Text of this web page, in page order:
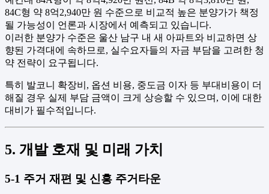
84C형 약 8억2,940만 원 수준으로 비교적 높은 분양가가 책정
될 가능성이 언론과 시장에서 예측되고 있습니다.
이러한 분양가 수준은 울산 남구 내 새 아파트와 비교하면 상
향된 가격대에 속하므로, 실수요자들의 자금 부담을 고려한 청
약 전략이 요구됩니다.
특히 발코니 확장비, 옵션 비용, 중도금 이자 등 부대비용이 더
해질 경우 실제 부담 금액이 크게 상승할 수 있으며, 이에 대한
대비가 필수적입니다.
5. 개발 호재 및 미래 가치
5-1 주거 재편 및 신흥 주거타운